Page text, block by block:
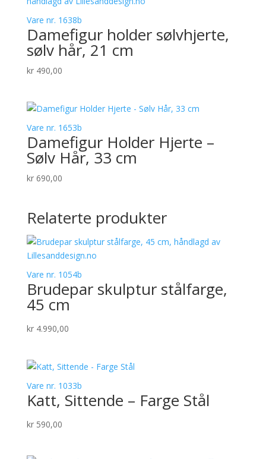
Vare nr. 1638b
Damefigur holder sølvhjerte,
sølv hår, 21 cm
kr490,00
Vare nr. 1653b
Damefigur Holder Hjerte –
Sølv Hår, 33 cm
kr690,00
Relaterte produkter
Vare nr. 1054b
Brudepar skulptur stålfarge,
45 cm
kr4.990,00
Vare nr. 1033b
Katt, Sittende – Farge Stål
kr590,00